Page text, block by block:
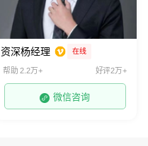
资深杨经理 在线
帮助 2.2万+ 好评2万+
微信咨询